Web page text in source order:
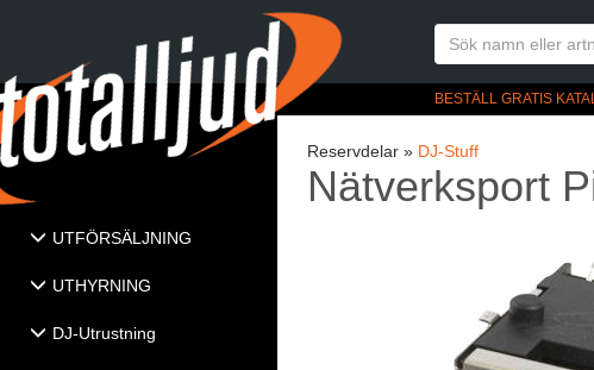
BESTÄLL GRATIS
UTFÖRSÄLJNING
UTHYRNING
DJ-Utrustning
Reservdelar » DJ-Stuff
Nätverksport